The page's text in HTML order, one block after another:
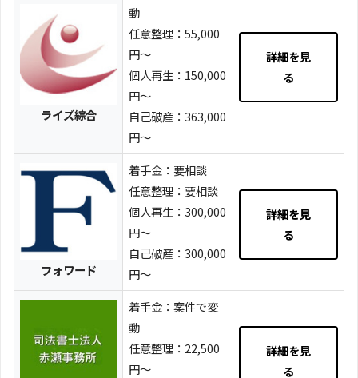
ライズ綜合
動
任意整理：55,000
円～
個人再生：150,000
円～
自己破産：363,000
円～
詳細を見
る
フォワード
着手金：要相談
任意整理：要相談
個人再生：300,000
円～
自己破産：300,000
円～
詳細を見
る
着手金：案件で変
動
任意整理：22,500
円～
詳細を見
る